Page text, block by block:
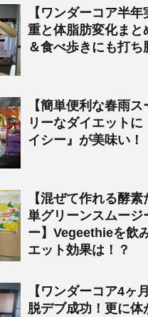
【ワンダーコア半
重と体脂肪変化まと
＆食べ歩きにも打ち
【簡単便利な春雨
リーなダイエット
イシー』が美味い！
【混ぜて作れる酵
単グリーンスムージ
ー】Vegeethieを飲
エット効果は！？
【ワンダーコア4ヶ
脱デブ成功！更に体